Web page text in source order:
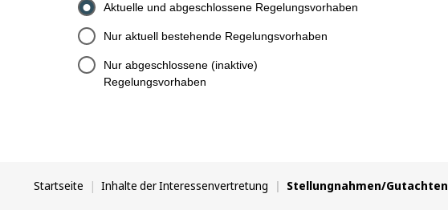
Aktuelle und abgeschlossene Regelungsvorhaben
Nur aktuell bestehende Regelungsvorhaben
Nur abgeschlossene (inaktive)
Regelungsvorhaben
befinden
Startseite Inhalte der Interessenvertretung Stellungnahmen/Gutachten